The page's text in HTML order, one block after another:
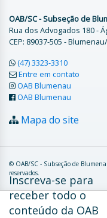
OAB/SC - Subseção de
Rua dos Advogados 180 -
CEP: 89037-505 -
(47) 3323-3310
Entre em contato
OAB Blumenau
OAB Blumenau
Mapa do site
© OAB/SC - Subseção de
reservados.
Inscreva-se para
receber todo o
conteúdo da OAB